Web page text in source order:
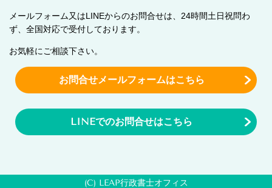
メールフォーム又はLINEからのお問合せは、24時間土日祝問わ
ず、全国対応で受付しております。
お気軽にご相談下さい。
お問合せメールフォームはこちら
LINEでのお問合せはこちら
(C) LEAP行政書士オフィス